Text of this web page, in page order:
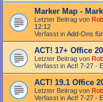
Marker Map -
Letzter Beitrag von
12:12
Verfasst in Add-Ons
ACT! 17+ Office
Letzter Beitrag von
Verfasst in Act! 7-27 -
ACT! 19.1 Office
Letzter Beitrag von
Verfasst in Act! 7-27 -